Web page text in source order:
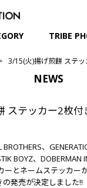
TRIBE
3/15(火)揚げ煎餅 ステ
NEWS
ステッカー2枚付
、
BOYZ、
ーとネームステッカー
発売が決定しました!!